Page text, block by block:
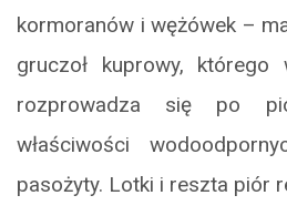
kormoranów i wężówek –
gruczoł kuprowy, którego
rozprowadza się po
właściwości
pasożyty. Lotki i reszta piór